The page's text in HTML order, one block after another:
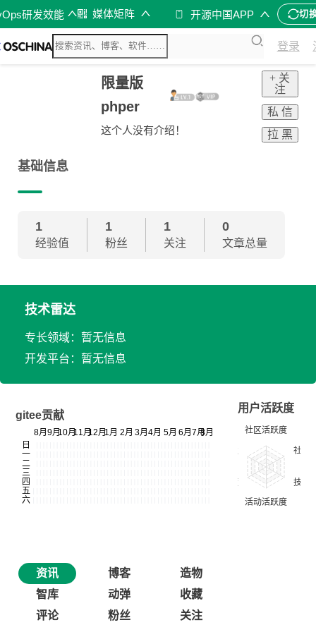
研发效能 媒体矩阵 开源中国APP 切
登录
限量版
phper
这个人没有介绍！
+ 关
注
私 信
拉 黑
基础信息
1
经验值
1
粉丝
1
关注
0
文章总量
技术雷达
专长领域：暂无信息
开发平台：暂无信息
gitee贡献
用户活跃度
资讯 博客
造物
智库
动弹
收藏
评论
粉丝 关注